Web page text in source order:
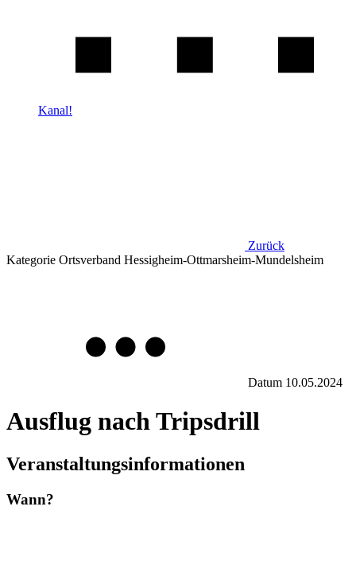
Kanal!
Zurück
Kategorie Ortsverband Hessigheim-Ottmarsheim-Mundelsheim
Datum 10.05.2024
Ausflug nach Tripsdrill
Veranstaltungsinformationen
Wann?